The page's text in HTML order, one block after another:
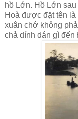
hồ Lớn. Hồ Lớn
Hoà được đặt tên
xuân chớ không
chả dính dán gì đến